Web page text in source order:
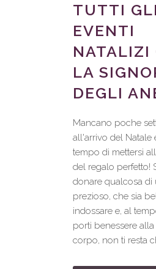
TUTTI GLI
EVENTI
NATALIZI
LA
DEGLI
Mancano poche
all'arrivo del Natale
tempo di mettersi
del regalo perfetto!
donare qualcosa di
prezioso, che sia
indossare e, al
porti benessere
corpo, non ti resta